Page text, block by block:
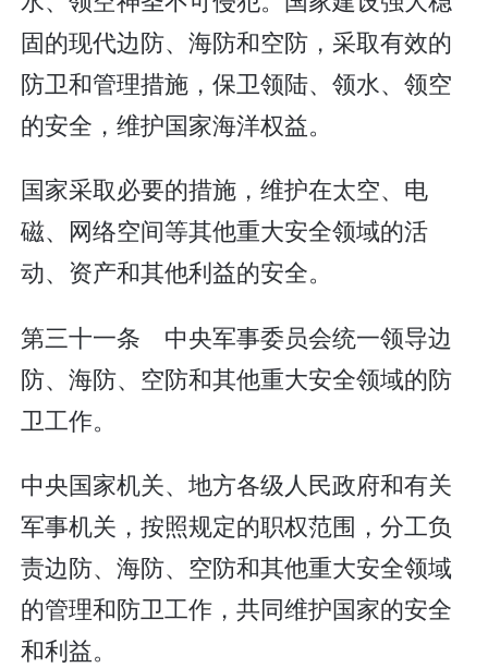
固的现代边防、海防和空防，采取有效的
防卫和管理措施，保卫领陆、领水、领空
的安全，维护国家海洋权益。
国家采取必要的措施，维护在太空、电
磁、网络空间等其他重大安全领域的活
动、资产和其他利益的安全。
第三十一条 中央军事委员会统一领导边
防、海防、空防和其他重大安全领域的防
卫工作。
中央国家机关、地方各级人民政府和有关
军事机关，按照规定的职权范围，分工负
责边防、海防、空防和其他重大安全领域
的管理和防卫工作，共同维护国家的安全
和利益。